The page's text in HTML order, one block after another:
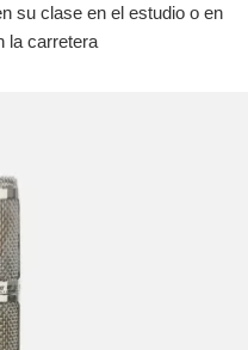
su clase en el estudio o en
la carretera